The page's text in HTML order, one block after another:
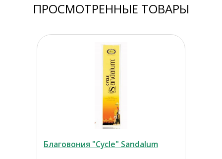
ПРОСМОТРЕННЫЕ ТОВАРЫ
Благовония "Cycle" Sandalum